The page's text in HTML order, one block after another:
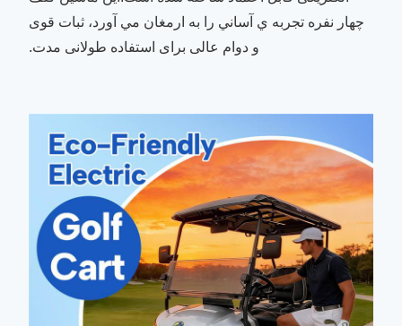
چهار نفره تجربه ي آساني را به ارمغان مي آورد، ثبات قوی
و دوام عالی برای استفاده طولانی مدت.